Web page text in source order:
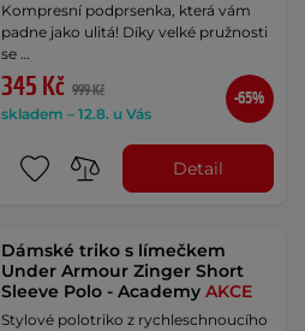
Kompresní podprsenka, která vám
padne jako ulitá! Díky velké pružnosti
se …
345 Kč 999 Kč
skladem – 12.8. u Vás
-65%
Detail
Dámské triko s límečkem
Under Armour Zinger Short
Sleeve Polo - AcademyAKCE
Stylové polotriko z rychleschnoucího